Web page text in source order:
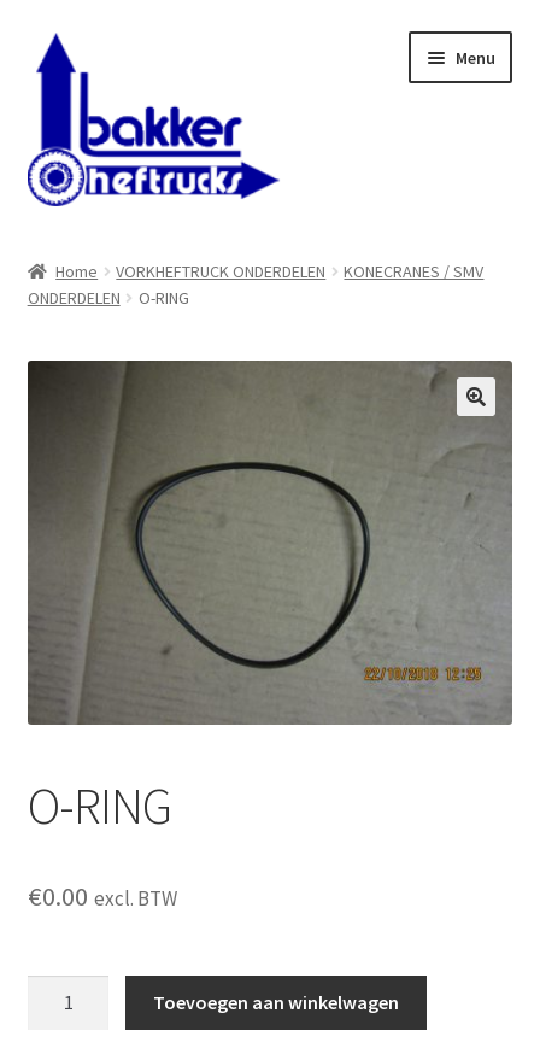
Ga
door
navigatie
Ga
naar
Menu
Shop
Contact
Home VORKHEFTRUCK ONDERDELEN
KONECRANES / SMV
ONDERDELEN
O-RING
O-RING
€0.00 excl. BTW
Toevoegen aan winkelwagen